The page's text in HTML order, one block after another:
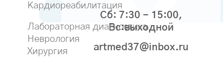
Сб: 7:30 - 15:00,
Вс:выходной
artmed37@inbox.ru
Кардиореабилитация
Лабораторная диагностика
Неврология
Хирургия